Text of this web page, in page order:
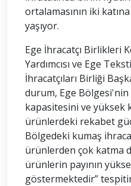
ortalamasının iki
yaşıyor.
Ege İhracatçı Birlikleri
Yardımcısı ve Ege
İhracatçıları Birliği
durum, Ege
kapasitesini ve yüksek
ürünlerdeki rekabet
Bölgedeki kumaş
ürünlerden çok katma
ürünlerin payının
göstermektedir”